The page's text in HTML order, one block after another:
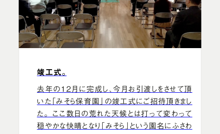
竣工式。
去年の12月に完成し、今月お引渡しをさせて頂
いた「みそら保育園」の竣工式にご招待頂きまし
た。 ここ数日の荒れた天候とは打って変わって
穏やかな快晴となり「みそら」という園名にふさわ